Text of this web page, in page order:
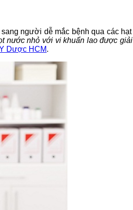
người dễ mắc bệnh qua các
nước nhỏ với vi khuẩn lao được
Dược HCM.